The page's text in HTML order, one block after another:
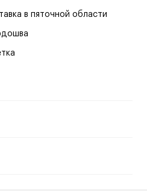
в пяточной области